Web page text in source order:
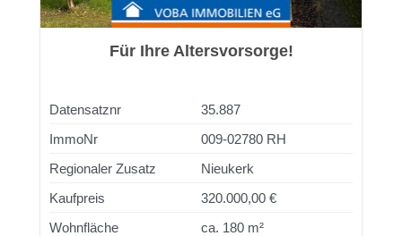
Für Ihre Altersvorsorge!
Datensatznr
35.887
ImmoNr
009-02780 RH
Regionaler Zusatz
Nieukerk
Kaufpreis
320.000,00 €
Wohnfläche
ca. 180 m²